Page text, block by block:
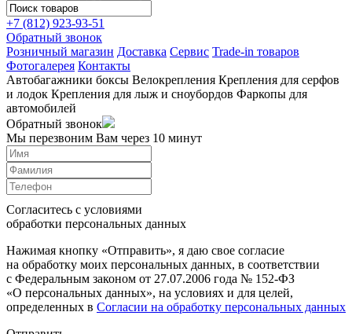
+7 (812) 923-93-51
Обратный звонок
Розничный магазин Доставка Сервис Trade-in товаров
Фотогалерея Контакты
Автобагажники боксы Велокрепления Крепления для серфов
и лодок Крепления для лыж и сноубордов Фаркопы для
автомобилей
Обратный звонок
Мы перезвоним Вам через 10 минут
Согласитесь с условиями
обработки персональных данных
Нажимая кнопку «Отправить», я даю свое согласие
на обработку моих персональных данных, в соответствии
с Федеральным законом от 27.07.2006 года № 152-ФЗ
«О персональных данных», на условиях и для целей,
определенных в Согласии на обработку персональных данных